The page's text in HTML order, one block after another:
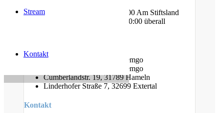
Stream
Kontakt
Freitag - Jugendtreff @ 20:00 Am Stiftsland
Sonntag - Gottesdienst @ 10:00 überall
Am Bauhof 14A, 32657 Lemgo
Am Stiftsland 19, 32657 Lemgo
Cumberlandstr. 19, 31789 Hameln
Linderhofer Straße 7, 32699 Extertal
Kontakt